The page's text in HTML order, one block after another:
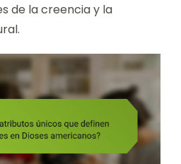
de la creencia y la